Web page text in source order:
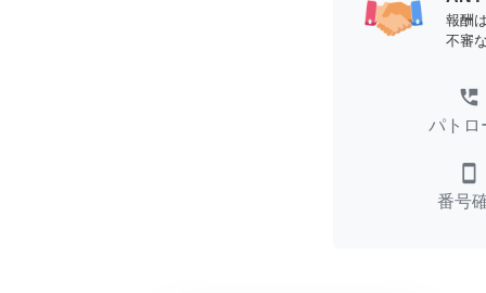
報酬
不審
perm_phone_msg
パトロ
smartphone
番号